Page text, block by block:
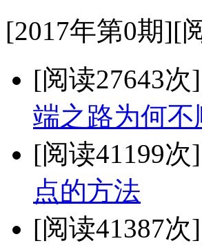
[2017年第0期][
[阅读27643次]
端之路为何不
[阅读41199次]
点的方法
[阅读41387次]